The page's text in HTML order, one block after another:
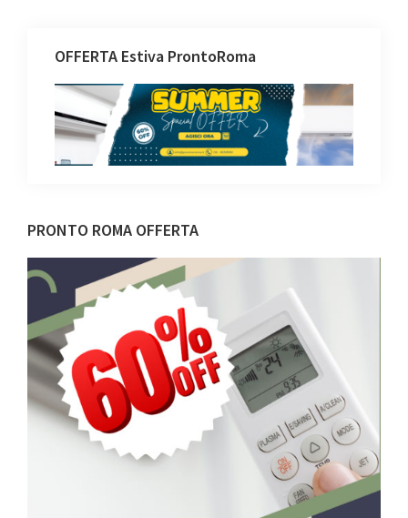
OFFERTA Estiva ProntoRoma
Barra
laterale
primaria
PRONTO ROMA OFFERTA